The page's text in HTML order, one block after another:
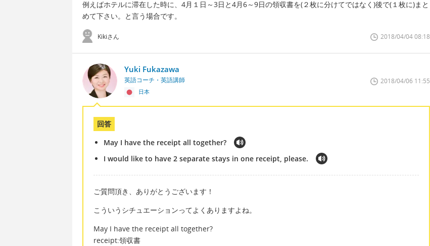
例えばホテルに滞在した時に、4月１日～3日と4月6～9日の領収書を(２枚に分けてではなく)後で(１枚に)まと
めて下さい。と言う場合です。
Kikiさん 2018/04/04 08:18
Yuki Fukazawa
英語コーチ・英語講師
日本
2018/04/06 11:55
回答
May I have the receipt all together?
I would like to have 2 separate stays in one receipt, please.
ご質問頂き、ありがとうございます！
こういうシチュエーションってよくありますよね。
May I have the receipt all together?
receipt:領収書